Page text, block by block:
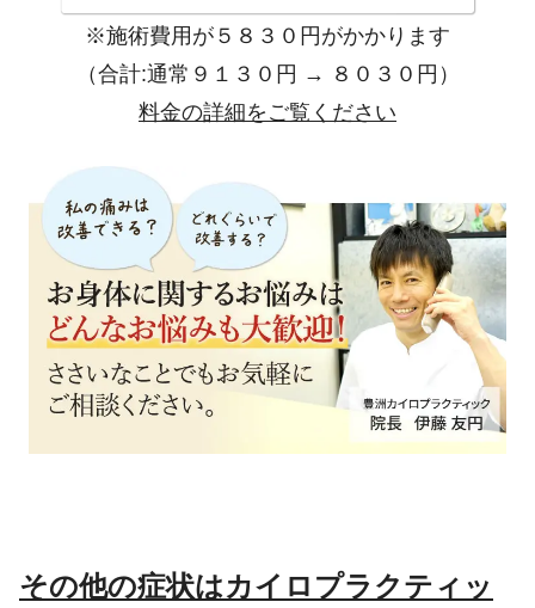
※施術費用が５８３０円がかかります
（合計:通常９１３０円 → ８０３０円）
料金の詳細をご覧ください
その他の症状はカイロプラクティッ